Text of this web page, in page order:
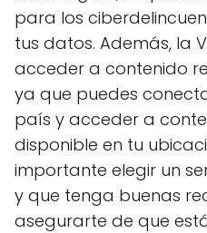
para los
tus datos. Además, la
acceder a contenido
ya que puedes
país y acceder a
disponible en tu
importante elegir un
y que tenga buenas
asegurarte de que